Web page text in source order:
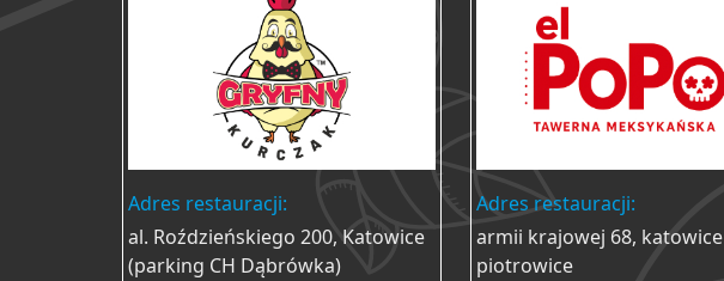
Adres restauracji:
al. Roździeńskiego 200, Katowice
(parking CH Dąbrówka)
Adres restauracji:
armii krajowej 68, katowice
piotrowice